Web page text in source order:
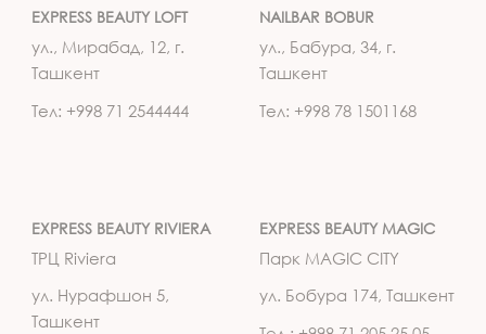
EXPRESS BEAUTY LOFT
ул., Мирабад, 12, г.
Ташкент
Тел: +998 71 2544444
NAILBAR BOBUR
ул., Бабура, 34, г.
Ташкент
Тел: +998 78 1501168
EXPRESS BEAUTY RIVIERA
ТРЦ Riviera
ул. Нурафшон 5,
Ташкент
EXPRESS BEAUTY MAGIC
Парк MAGIC CITY
ул. Бобура 174, Ташкент